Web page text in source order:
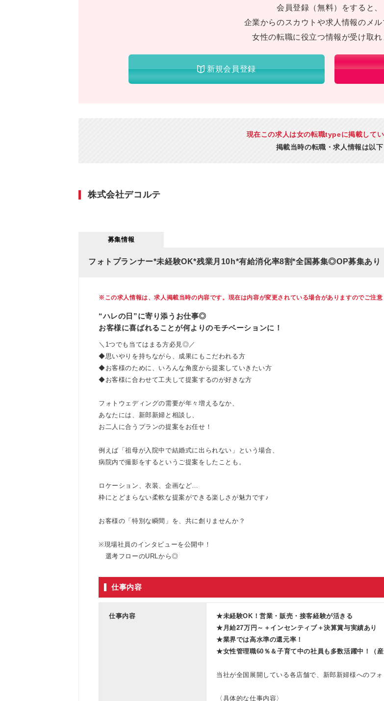
会員登録（無料）をすると、
企業からのスカウトや求人情報のメ
女性の転職に役立つ情報が受け取れ
新規会員登録
現在この求人は女の転職typeに掲載してい
掲載当時の転職・求人情報は以下
株式会社デコルテ
募集情報
フォトプランナー*未経験OK*残業月10h*有給消化率8割*全国募集◎OP募集あり
※この求人情報は、求人掲載当時の内容です。現在は内容が変更されている場合がありますのでご注意
“ハレの日”に寄り添うお仕事◎
お客様に喜ばれることが何よりのモチベーションに！
＼1つでも当てはまる方必見◎／
◆思いやりを持ちながら、成果にもこだわれる方
◆お客様のために、いろんな角度から提案していきたい方
◆お客様に合わせて工夫して提案するのが好きな方
フォトウェディングの需要が年々増えるなか、
あなたには、新郎新婦と相談し、
お二人に合うプランの提案をお任せ！
例えば「祖母が入院中で結婚式に出られない」という場合、
病院内で撮影をするというご提案をしたことも。
ロケーション、衣装、企画など…
枠にとどまらない柔軟な提案ができる楽しさが魅力です♪
お客様の「特別な瞬間」を、共に創りませんか？
※現場社員のインタビューを公開中！
選考フローのURLから◎
仕事内容
仕事内容
★未経験OK！営業・販売・接客経験が活きる
★月給27万円～＋インセンティブ＋決算賞与実績あり
★業界では高水準の還元率！
★女性管理職60％＆子育て中の社員も多数活躍中！（産
当社が全国展開している各店舗で、新郎新婦様へのフ
〈具体的な仕事内容〉